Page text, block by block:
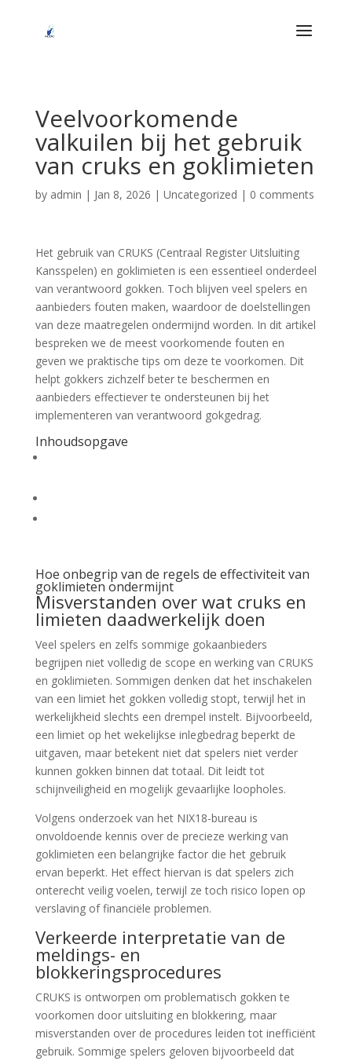
Veelvoorkomende
valkuilen bij het gebruik
van cruks en goklimieten
by admin | Jan 8, 2026 | Uncategorized | 0 comments
Het gebruik van CRUKS (Centraal Register Uitsluiting
Kansspelen) en goklimieten is een essentieel onderdeel
van verantwoord gokken. Toch blijven veel spelers en
aanbieders fouten maken, waardoor de doelstellingen
van deze maatregelen ondermijnd worden. In dit artikel
bespreken we de meest voorkomende fouten en
geven we praktische tips om deze te voorkomen. Dit
helpt gokkers zichzelf beter te beschermen en
aanbieders effectiever te ondersteunen bij het
implementeren van verantwoord gokgedrag.
Inhoudsopgave
Hoe onbegrip van de regels de effectiviteit van
goklimieten ondermijnt
Misverstanden over wat cruks en
limieten daadwerkelijk doen
Veel spelers en zelfs sommige gokaanbieders
begrijpen niet volledig de scope en werking van CRUKS
en goklimieten. Sommigen denken dat het inschakelen
van een limiet het gokken volledig stopt, terwijl het in
werkelijkheid slechts een drempel instelt. Bijvoorbeeld,
een limiet op het wekelijkse inlegbedrag beperkt de
uitgaven, maar betekent niet dat spelers niet verder
kunnen gokken binnen dat totaal. Dit leidt tot
schijnveiligheid en mogelijk gevaarlijke loopholes.
Volgens onderzoek van het NIX18-bureau is
onvoldoende kennis over de precieze werking van
goklimieten een belangrijke factor die het gebruik
ervan beperkt. Het effect hiervan is dat spelers zich
onterecht veilig voelen, terwijl ze toch risico lopen op
verslaving of financiële problemen.
Verkeerde interpretatie van de
meldings- en
blokkeringsprocedures
CRUKS is ontworpen om problematisch gokken te
voorkomen door uitsluiting en blokkering, maar
misverstanden over de procedures leiden tot inefficiënt
gebruik. Sommige spelers geloven bijvoorbeeld dat